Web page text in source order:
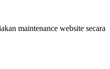
maintenance website secara